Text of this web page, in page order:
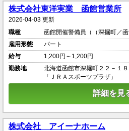
株式会社東洋実業 函館営業所
2026-04-03 更新
職種
函館開催警備員（（深掘町／函
雇用形態
パート
給与
1,200円～1,200円
勤務地
北海道函館市深堀町２２－１８
「ＪＲＡスポーツプラザ」
詳細を見
株式会社 アイーナホーム